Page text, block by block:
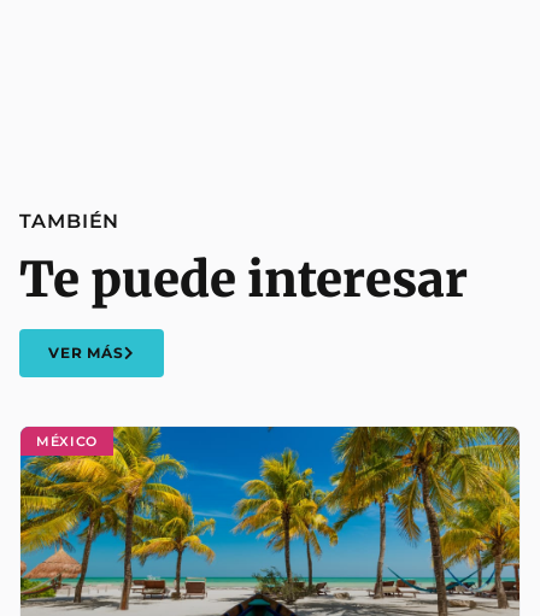
MÉXICO
TAMBIÉN
Te puede interesar
VER MÁS